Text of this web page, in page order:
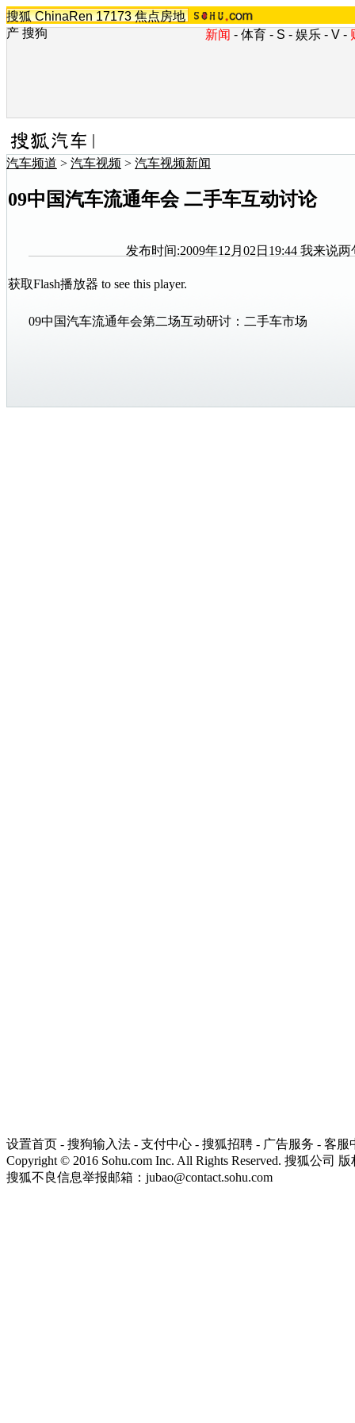
搜狐 ChinaRen 17173 焦点房地
产 搜狗 新闻 - 体育 - S - 娱乐 - V -
汽车频道 > 汽车视频 > 汽车视频新闻
09中国汽车流通年会 二手车互动讨论
发布时间:2009年12月02日19:44 我来说两
获取Flash播放器 to see this player.
09中国汽车流通年会第二场互动研讨： 二手车市场
设置首页 - 搜狗输入法 - 支付中心 - 搜狐招聘 - 广告服务 - 客服
Copyright © 2016 Sohu.com Inc. All Rights Reserved. 搜狐公司 版
搜狐不良信息举报邮箱： jubao@contact.sohu.com